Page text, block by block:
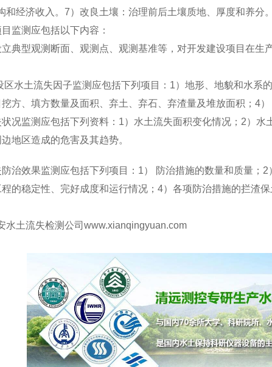
和经济收入。7）改良土壤：治理前后土壤质地、厚度和养分。
监测应包括以下内容：
立典型观测断面、观测点、观测基准等，对开发建设项目在
区水土流失因子监测应包括下列项目：1）地形、地貌和水系
方、填方数量及面积、弃土、弃石、弃渣量及堆放面积；4）
状况监测应包括下列资料：1）水土流失面积变化情况；2）水
地区造成的危害及其趋势。
防治效果监测应包括下列项目：1） 防治措施的数量和质量；
的稳定性、完好成度和运行情况；4）各项防治措施的拦渣保
水土流失检测公司www.xianqingyuan.com